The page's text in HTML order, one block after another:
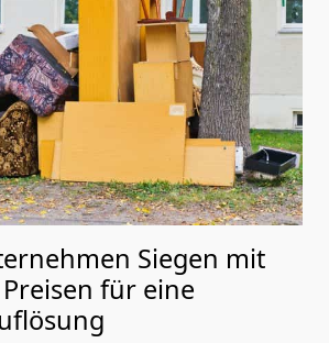
Siegen mit
für eine